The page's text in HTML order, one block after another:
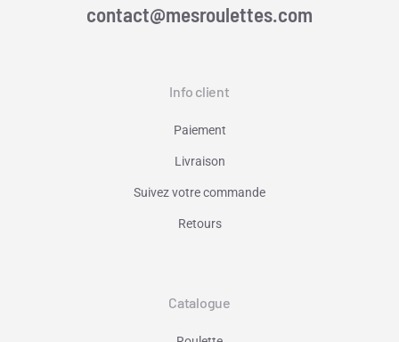
contact@mesroulettes.com
Info client
Paiement
Livraison
Suivez votre commande
Retours
Catalogue